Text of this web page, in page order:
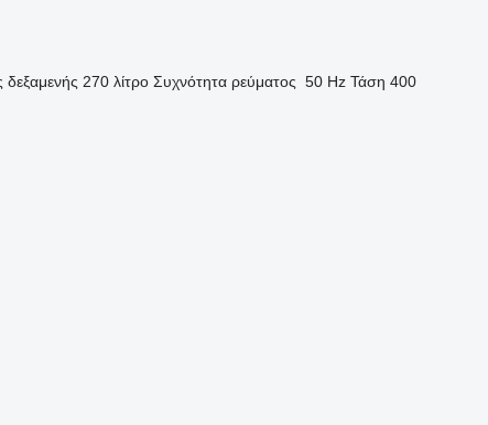
δεξαμενής 270 λίτρο Συχνότητα ρεύματος 50 Hz Τάση 400